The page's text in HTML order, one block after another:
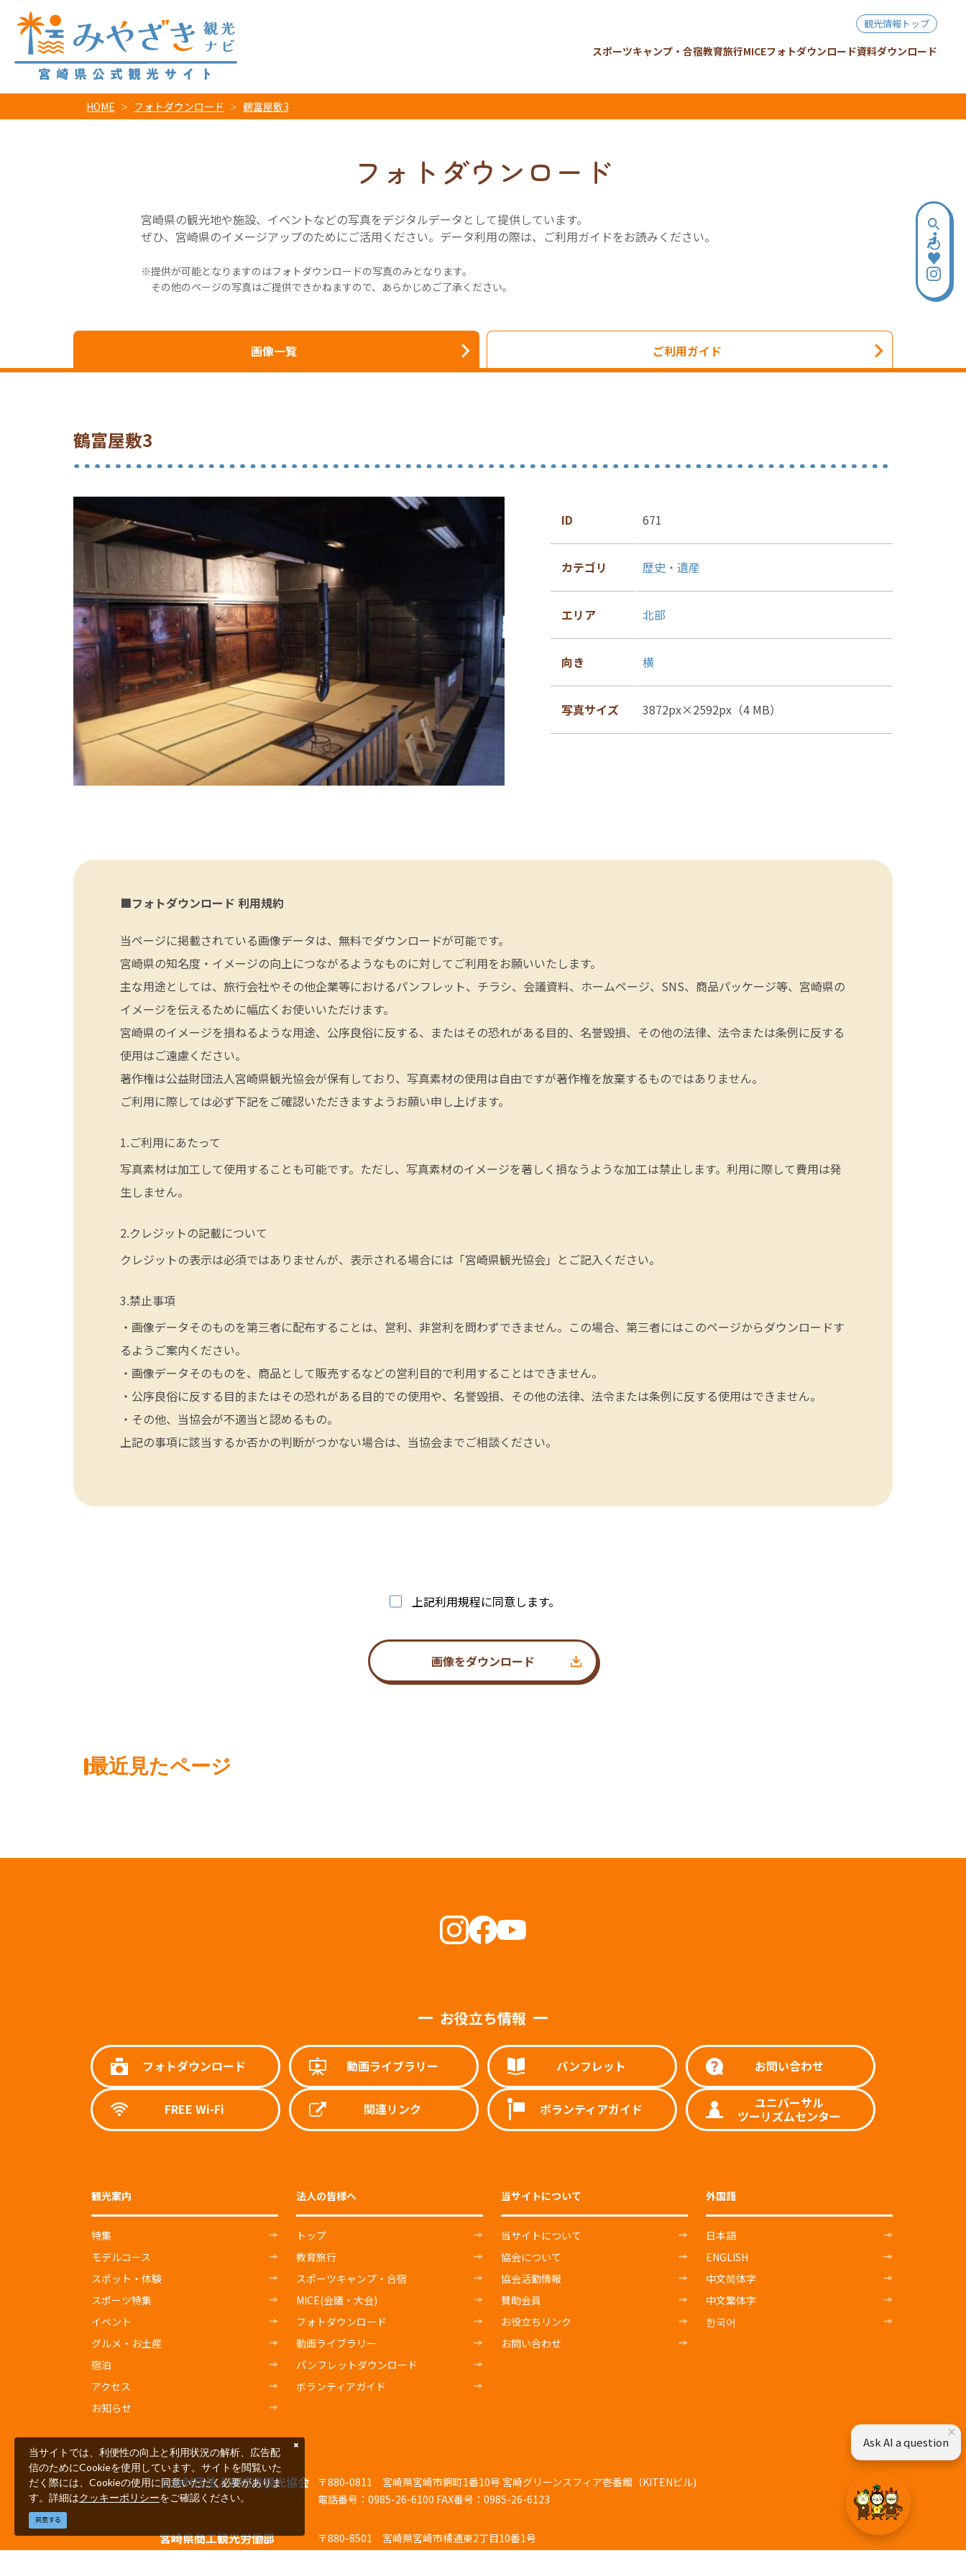
観光情報トップ
スポーツキャンプ・合宿教育旅行MICEフォトダウンロード資料ダウンロード
HOME フォトダウンロード 鶴富屋敷3
フォトダウンロード
宮崎県の観光地や施設、イベントなどの写真をデジタルデータとして提供しています。
ぜひ、宮崎県のイメージアップのためにご活用ください。データ利用の際は、ご利用ガイドをお読みください。
提供が可能となりますのはフォトダウンロードの写真のみとなります。
その他のページの写真はご提供できかねますので、あらかじめご了承ください。
画像一覧 ご利用ガイド
鶴富屋敷3
ID 671
カテゴリ 歴史・遺産
エリア 北部
向き 横
写真サイズ 3872px×2592px（4 MB）
■フォトダウンロード 利用規約
当ページに掲載されている画像データは、無料でダウンロードが可能です。
宮崎県の知名度・イメージの向上につながるようなものに対してご利用をお願いいたします。
主な用途としては、旅行会社やその他企業等におけるパンフレット、チラシ、会議資料、ホームページ、SNS、商品パッケージ等、宮崎県の
イメージを伝えるために幅広くお使いいただけます。
宮崎県のイメージを損ねるような用途、公序良俗に反する、またはその恐れがある目的、名誉毀損、その他の法律、法令または条例に反する
使用はご遠慮ください。
著作権は公益財団法人宮崎県観光協会が保有しており、写真素材の使用は自由ですが著作権を放棄するものではありません。
ご利用に際しては必ず下記をご確認いただきますようお願い申し上げます。
ご利用にあたって
写真素材は加工して使用することも可能です。ただし、写真素材のイメージを著しく損なうような加工は禁止します。利用に際して費用は発
生しません。
クレジットの記載について
クレジットの表示は必須ではありませんが、表示される場合には「宮崎県観光協会」とご記入ください。
禁止事項
・画像データそのものを第三者に配布することは、営利、非営利を問わずできません。この場合、第三者にはこのページからダウンロードす
るようご案内ください。
・画像データそのものを、商品として販売するなどの営利目的で利用することはできません。
・公序良俗に反する目的またはその恐れがある目的での使用や、名誉毀損、その他の法律、法令または条例に反する使用はできません。
・その他、当協会が不適当と認めるもの。
上記の事項に該当するか否かの判断がつかない場合は、当協会までご相談ください。
上記利用規程に同意します。
画像をダウンロード
最近見たページ
お役立ち情報
フォトダウンロード 動画ライブラリー パンフレット お問い合わせ
FREE Wi-Fi 関連リンク ボランティアガイド ユニバーサル
ツーリズムセンター
観光案内
特集
モデルコース
スポット・体験
スポーツ特集
イベント
グルメ・お土産
宿泊
アクセス
お知らせ
法人の皆様へ
トップ
教育旅行
スポーツキャンプ・合宿
MICE(会議・大会)
フォトダウンロード
動画ライブラリー
パンフレットダウンロード
ボランティアガイド
当サイトについて
当サイトについて
協会について
協会活動情報
賛助会員
お役立ちリンク
お問い合わせ
外国語
日本語
ENGLISH
中文简体字
中文繁体字
한국어
公益財団法人宮崎県観光協会 〒880-0811 宮崎県宮崎市錦町1番10号 宮崎グリーンスフィア壱番館（KITENビル)
電話番号：0985-26-6100 FAX番号：0985-26-6123
宮崎県商工観光労働部
観光経済交流局観光推進課
〒880-8501 宮崎県宮崎市橘通東2丁目10番1号
電話番号：0985-26-7103FAX番号：0985-44-4725
当サイトでは、利便性の向上と利用状況の解析、広告配
信のためにCookieを使用しています。サイトを閲覧いた
だく際には、Cookieの使用に同意いただく必要がありま
す。詳細はクッキーポリシーをご確認ください。
同意する
×
Ask AI a question